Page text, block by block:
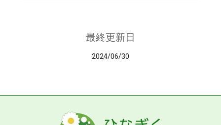
最終更新日
2024/06/30